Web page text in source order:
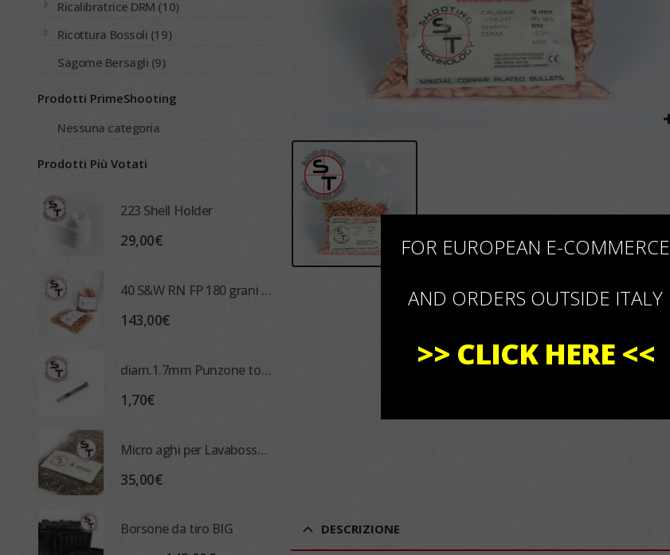
DESCRIZIONE
Ricalibratrice DRM (10)
Ricottura Bossoli (19)
Sagome Bersagli (9)
Prodotti PrimeShooting
Nessuna categoria
Prodotti Più Votati
223 Shell Holder
29,00€
40 S&W RN FP 180 grani Palle Ramate ST Bullets
143,00€
diam.1.7mm Punzone togli innesco per "ADM" - asta composta
1,70€
Micro aghi per Lavabossoli 4 mm
35,00€
Borsone da tiro BIG
FOR EUROPEAN E-COMMERCE
AND ORDERS OUTSIDE ITALY
>> CLICK HERE<<